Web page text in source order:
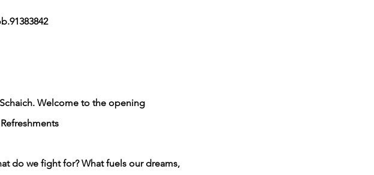
Welcome to the opening
do we fight for? What fuels our dreams,